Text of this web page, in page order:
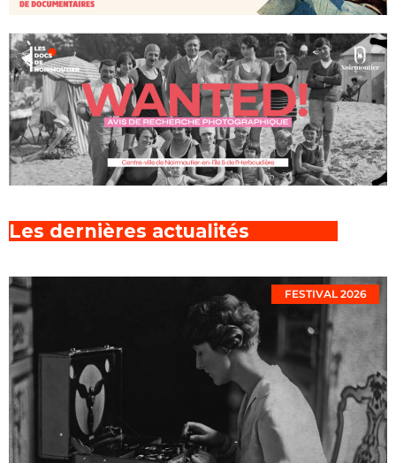
Les dernières actualités
FESTIVAL 2026